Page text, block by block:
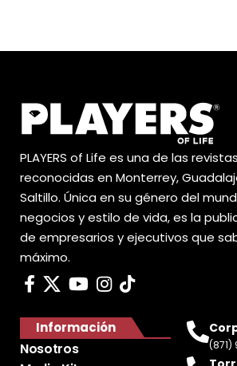
PLAYERS of Life es una de las
reconocidas en Monterrey,
Saltillo. Única en su género del
negocios y estilo de vida, es la
de empresarios y ejecutivos que
máximo.
Información
Nosotros
(871)